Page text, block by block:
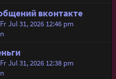
вконтакте
Fr Jul 31, 2026 12:46 pm
Fr Jul 31, 2026 12:38 pm